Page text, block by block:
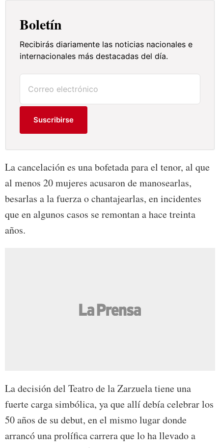
Boletín
Recibirás diariamente las noticias nacionales e
internacionales más destacadas del día.
Suscribirse
La cancelación es una bofetada para el tenor, al que
al menos 20 mujeres acusaron de manosearlas,
besarlas a la fuerza o chantajearlas, en incidentes
que en algunos casos se remontan a hace treinta
años.
La decisión del Teatro de la Zarzuela tiene una
fuerte carga simbólica, ya que allí debía celebrar los
50 años de su debut, en el mismo lugar donde
arrancó una prolífica carrera que lo ha llevado a